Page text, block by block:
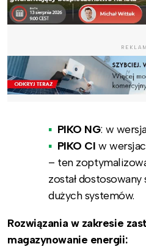
PIKO NG: w
PIKO CI w
– ten
został
dużych systemów.
Rozwiązania w zakresie
magazynowanie energii: